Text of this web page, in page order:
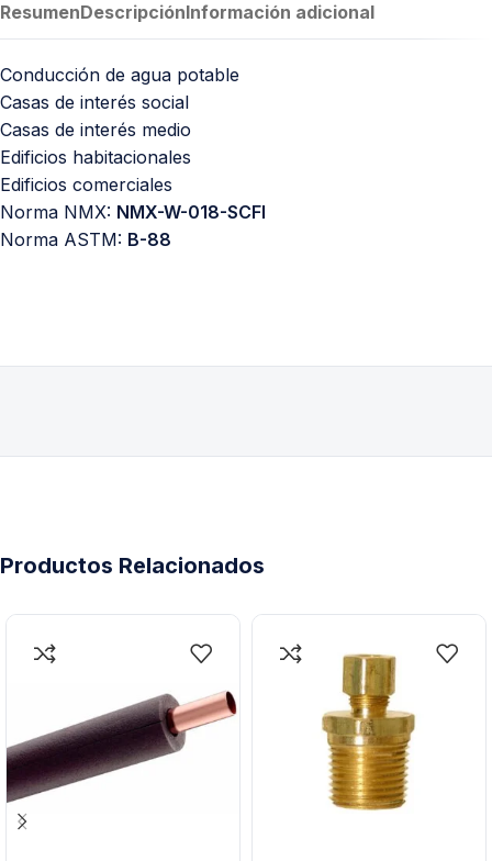
ResumenDescripciónInformación adicional
Conducción de agua potable
Casas de interés social
Casas de interés medio
Edificios habitacionales
Edificios comerciales
Norma NMX: NMX-W-018-SCFI
Norma ASTM: B-88
Productos Relacionados